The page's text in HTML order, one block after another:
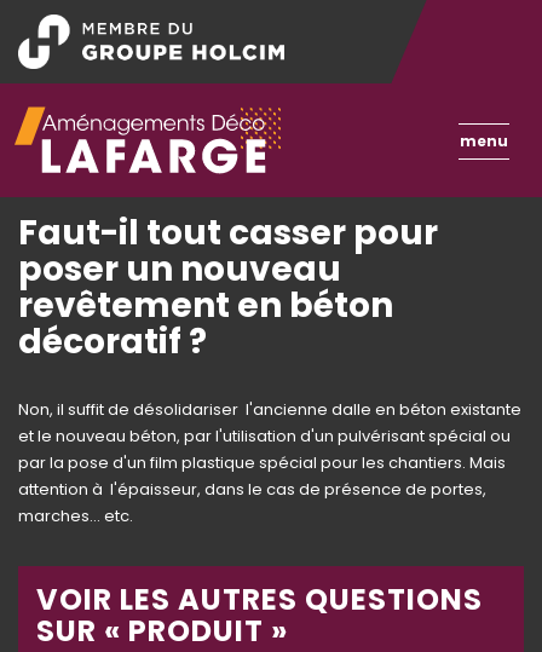
contenu
principal
Toggle
menu
Faut-il tout casser pour
poser un nouveau
revêtement en béton
décoratif ?
Non, il suffit de désolidariser l'ancienne dalle en béton existante
et le nouveau béton, par l'utilisation d'un pulvérisant spécial ou
par la pose d'un film plastique spécial pour les chantiers. Mais
attention à l'épaisseur, dans le cas de présence de portes,
marches... etc.
VOIR LES AUTRES QUESTIONS
SUR « PRODUIT »